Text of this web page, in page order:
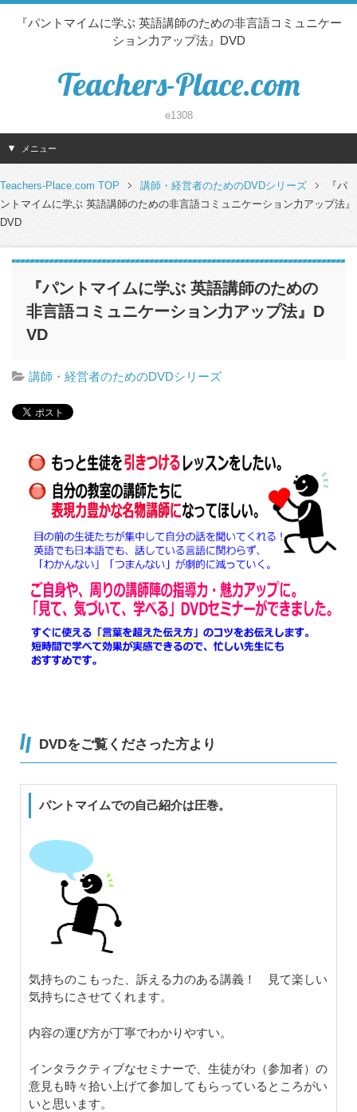
『パントマイムに学ぶ 英語講師のための非言語コミュニケー
ション力アップ法』DVD
Teachers-Place.com
e1308
メニュー
Teachers-Place.com TOP 講師・経営者のためのDVDシリーズ
『パ
ントマイムに学ぶ 英語講師のための非言語コミュニケーション力アップ法』
DVD
『パントマイムに学ぶ 英語講師のための
非言語コミュニケーション力アップ法』D
VD
講師・経営者のためのDVDシリーズ
DVDをご覧くださった方より
パントマイムでの自己紹介は圧巻。
気持ちのこもった、訴える力のある講義！ 見て楽しい
気持ちにさせてくれます。
内容の運び方が丁寧でわかりやすい。
インタラクティブなセミナーで、生徒がわ（参加者）の
意見も時々拾い上げて参加してもらっているところがい
いと思います。